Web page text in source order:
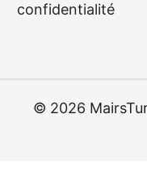
confidentialité
© 2026